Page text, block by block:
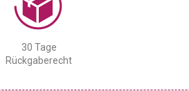
30 Tage
Rückgaberecht